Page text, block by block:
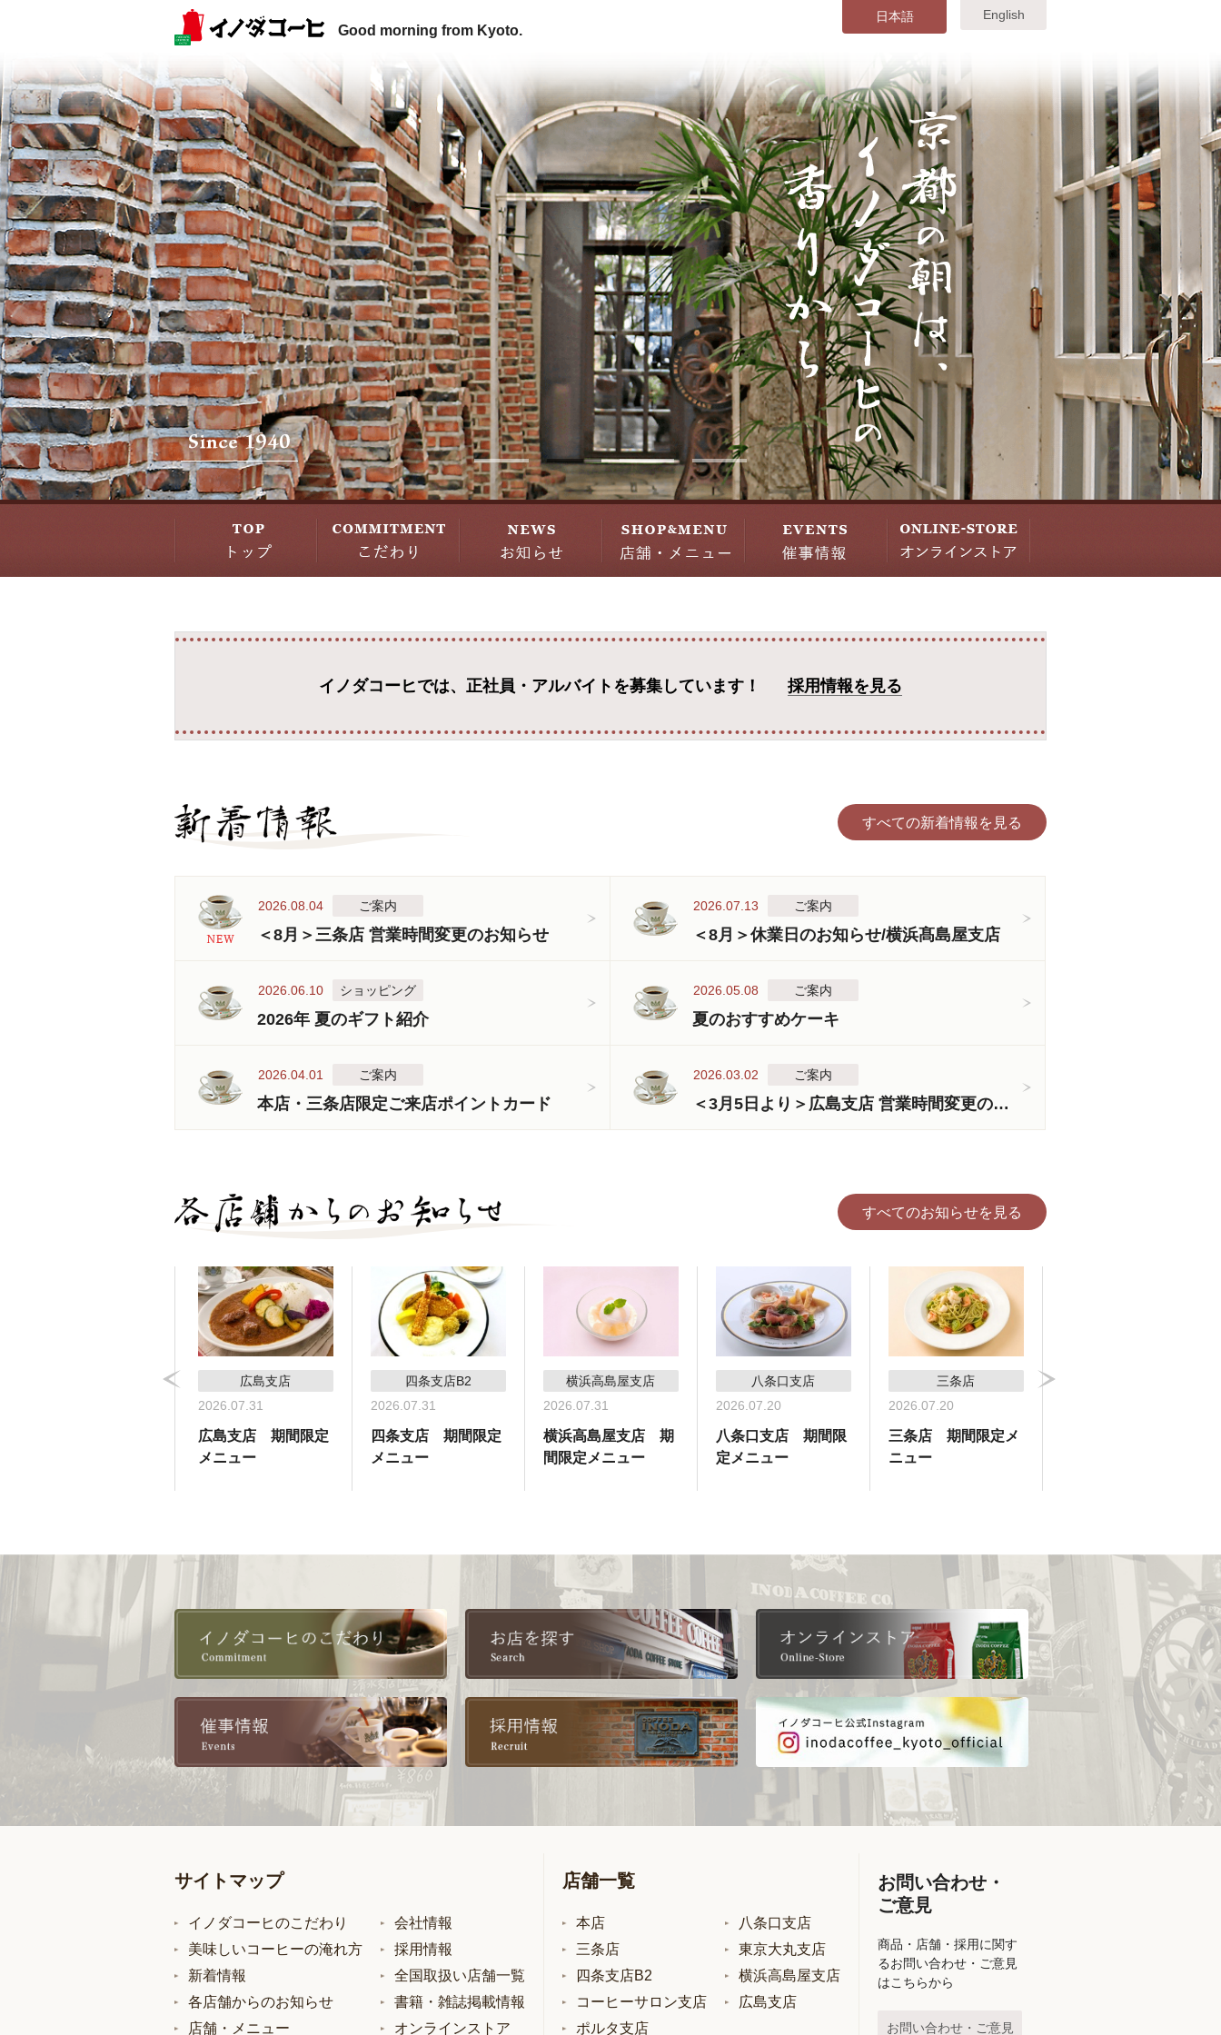
Good morning from Kyoto.
日本語 English
イノダコーヒでは、 正社員・アルバイトを募集しています！ 採用情報を見る
すべての新着情報を見る
2026.08.04 ご案内
＜8月＞三条店 営業時間変更のお知らせ
2026.07.13 ご案内
＜8月＞休業日のお知らせ/横浜髙島屋支店
2026.06.10 ショッピング
2026年 夏のギフト紹介
2026.05.08 ご案内
夏のおすすめケーキ
2026.04.01 ご案内
本店・三条店限定ご来店ポイントカード
2026.03.02 ご案内
＜3月5日より＞広島支店 営業時間変更のお知らせ
すべてのお知らせを見る
広島支店
2026.07.31
広島支店 期間限定
メニュー
四条支店B2
2026.07.31
四条支店 期間限定
メニュー
横浜高島屋支店
2026.07.31
横浜高島屋支店 期
間限定メニュー
八条口支店
2026.07.20
八条口支店 期間限
定メニュー
三条店
2026.07.20
三条店 期間限定メ
ニュー
サイトマップ
イノダコーヒのこだわり
美味しいコーヒーの淹れ方
新着情報
各店舗からのお知らせ
店舗・メニュー
会社情報
採用情報
全国取扱い店舗一覧
書籍・雑誌掲載情報
オンラインストア
店舗一覧
本店
三条店
四条支店B2
コーヒーサロン支店
ポルタ支店
八条口支店
東京大丸支店
横浜高島屋支店
広島支店
お問い合わせ・
ご意見
商品・店舗・採用に関す
るお問い合わせ・ご意見
はこちらから
お問い合わせ・ご意見